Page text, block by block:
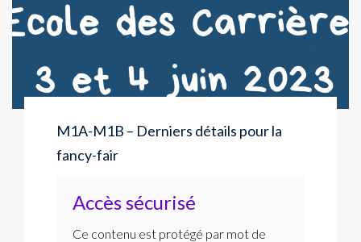
M1A-M1B – Derniers détails pour la
fancy-fair
Accès sécurisé
Ce contenu est protégé par mot de